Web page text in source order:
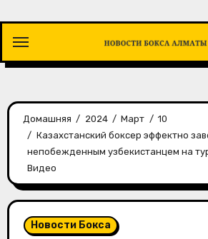
содержимому
Домашняя 2024 Март
10
Казахстанский боксер эффектно
непобежденным узбекистанцем на
Видео
Новости Бокса